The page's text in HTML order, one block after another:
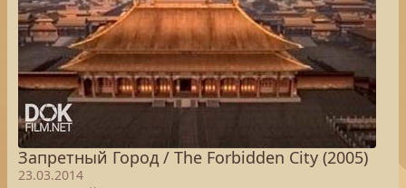
Запретный Город / The Forbidden City (2005)
23.03.2014